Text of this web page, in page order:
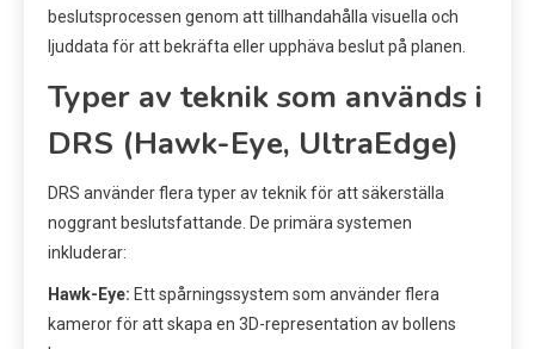
beslutsprocessen genom att tillhandahålla visuella och
ljuddata för att bekräfta eller upphäva beslut på planen.
Typer av teknik som används i
DRS (Hawk-Eye, UltraEdge)
DRS använder flera typer av teknik för att säkerställa
noggrant beslutsfattande. De primära systemen
inkluderar:
Hawk-Eye: Ett spårningssystem som använder flera
kameror för att skapa en 3D-representation av bollens